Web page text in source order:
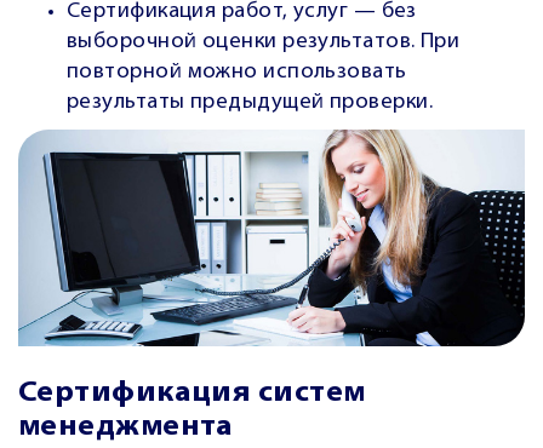
Сертификация работ, услуг — без
выборочной оценки результатов. При
повторной можно использовать
результаты предыдущей проверки.
Сертификация систем
менеджмента